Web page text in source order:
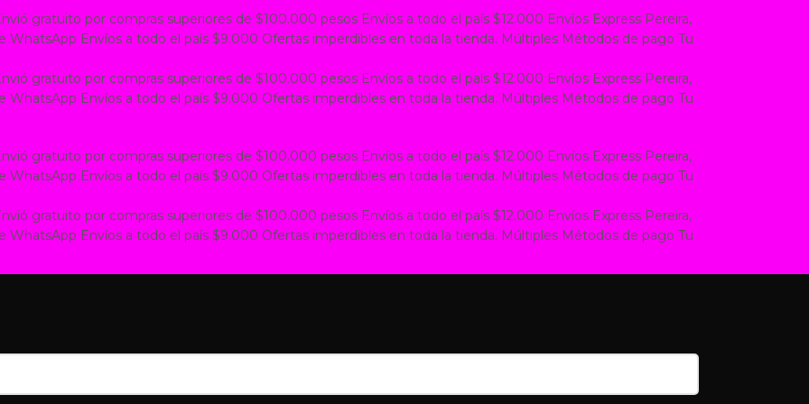
gratuito por compras superiores de $100.000 pesos Envíos a todo el país $12.000 Envíos Express Pereira,
WhatsApp Envíos a todo el país $9.000 Ofertas imperdibles en toda la tienda. Múltiples Métodos de pago Tu
gratuito por compras superiores de $100.000 pesos Envíos a todo el país $12.000 Envíos Express Pereira,
WhatsApp Envíos a todo el país $9.000 Ofertas imperdibles en toda la tienda. Múltiples Métodos de pago Tu
gratuito por compras superiores de $100.000 pesos Envíos a todo el país $12.000 Envíos Express Pereira,
WhatsApp Envíos a todo el país $9.000 Ofertas imperdibles en toda la tienda. Múltiples Métodos de pago Tu
gratuito por compras superiores de $100.000 pesos Envíos a todo el país $12.000 Envíos Express Pereira,
WhatsApp Envíos a todo el país $9.000 Ofertas imperdibles en toda la tienda. Múltiples Métodos de pago Tu